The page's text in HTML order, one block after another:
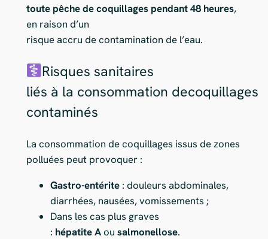
toute pêche de coquillages pendant 48 heures,
en raison d’un
risque accru de contamination de l’eau.
Risques sanitaires
liés à la consommation decoquillages
contaminés
La consommation de coquillages issus de zones
polluées peut provoquer :
Gastro-entérite: douleurs abdominales,
diarrhées, nausées, vomissements ;
Dans les cas plus graves
: hépatite Aou salmonellose.